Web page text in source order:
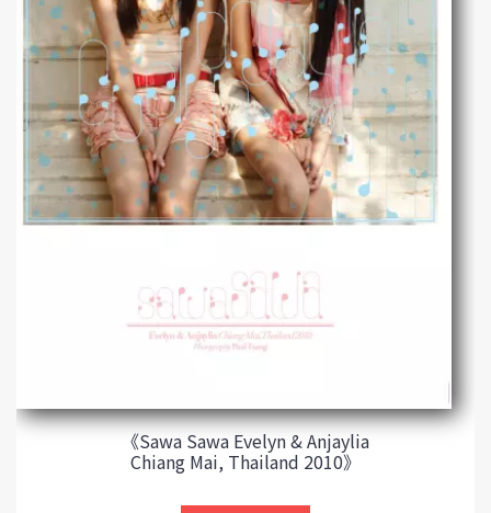
《Sawa Sawa Evelyn & Anjaylia
Chiang Mai, Thailand 2010》